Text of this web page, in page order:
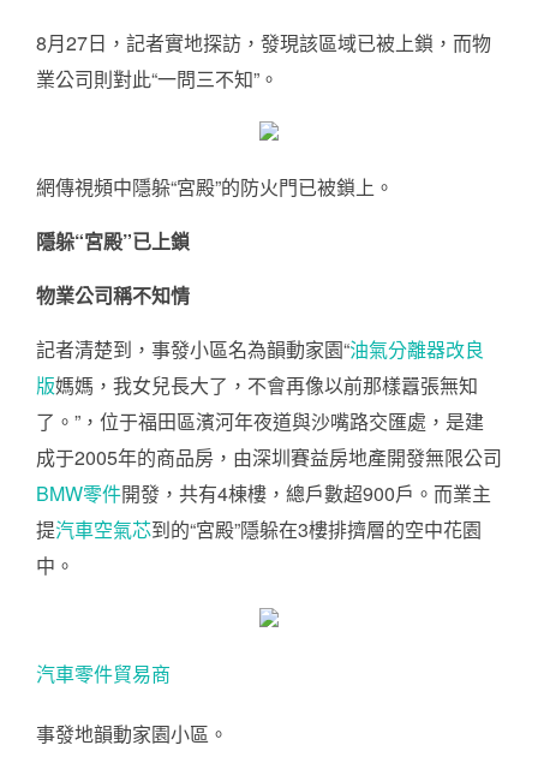
8月27日，記者實地探訪，發現該區域已被上鎖，而物
業公司則對此“一問三不知”。
網傳視頻中隱躲“宮殿”的防火門已被鎖上。
隱躲“宮殿”已上鎖
物業公司稱不知情
記者清楚到，事發小區名為韻動家園“油氣分離器改良
版媽媽，我女兒長大了，不會再像以前那樣囂張無知
了。”，位于福田區濱河年夜道與沙嘴路交匯處，是建
成于2005年的商品房，由深圳賽益房地產開發無限公司
BMW零件開發，共有4棟樓，總戶數超900戶。而業主
提汽車空氣芯到的“宮殿”隱躲在3樓排擠層的空中花園
中。
汽車零件貿易商
事發地韻動家園小區。